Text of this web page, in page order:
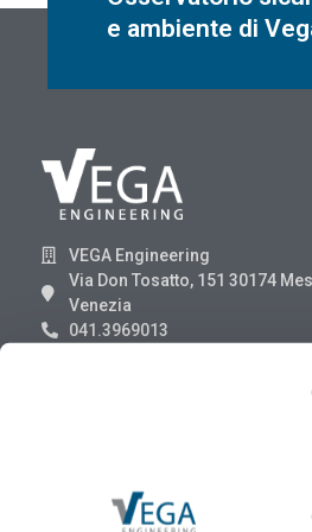
e ambiente di
VEGA Engineering
Via Don Tosatto, 151 30174
Venezia
041.3969013